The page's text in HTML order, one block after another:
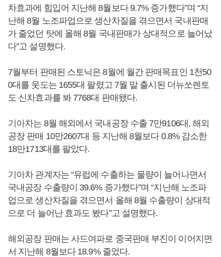
차효과에 힘입어 지난해 8월보다 9.7% 증가했다”며 “지
난해 8월 노조파업으로 생산차질을 겪으면서 국내판매
가 줄었던 탓에 올해 8월 국내판매가 상대적으로 늘어났
다”고 설명했다.
7월부터 판매된 스토닉은 8월에 월간 판매목표인 1천50
0대를 웃도는 1655대 팔렸고 7월 말 출시된 더뉴쏘렌토
도 신차효과를 봐 7768대 판매됐다.
기아차는 8월 해외에서 국내공장 수출 7만9106대, 해외
공장 판매 10만2607대 등 지난해 8월보다 0.8% 감소한
18만1713대를 팔았다.
기아차 관계자는 “유럽에 수출하는 물량이 늘어나면서
국내공장 수출량이 39.6% 증가했다”며 “지난해 노조파
업으로 생산차질을 겪으면서 올해 8월 수출량이 상대적
으로 더 늘어난 효과도 봤다”고 설명했다.
해외공장 판매는 사드여파로 중국판매 부진이 이어지면
서 지난해 8월보다 18.9% 줄었다.